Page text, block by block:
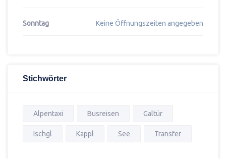
Sonntag Keine Öffnungszeiten angegeben
Stichwörter
Alpentaxi Busreisen Galtür
Ischgl Kappl See Transfer